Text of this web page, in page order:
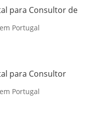
para Consultor de
Portugal
para Consultor
Portugal